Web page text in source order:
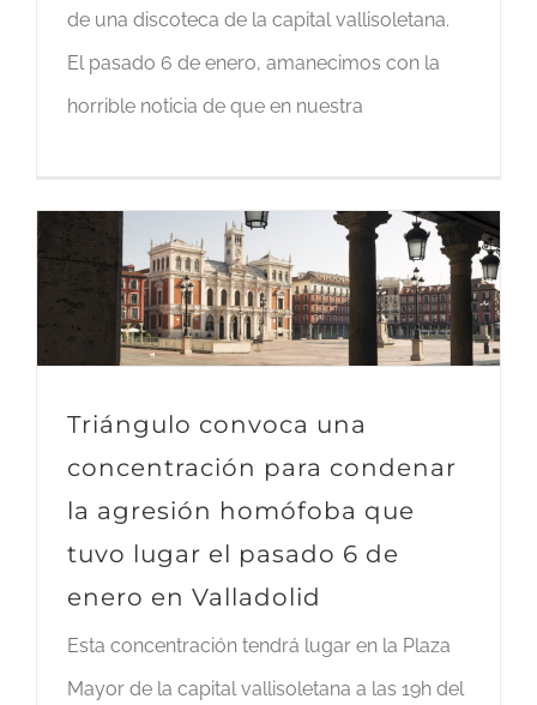
de una discoteca de la capital vallisoletana.
El pasado 6 de enero, amanecimos con la
horrible noticia de que en nuestra
Triángulo convoca una
concentración para condenar
la agresión homófoba que
tuvo lugar el pasado 6 de
enero en Valladolid
Esta concentración tendrá lugar en la Plaza
Mayor de la capital vallisoletana a las 19h del